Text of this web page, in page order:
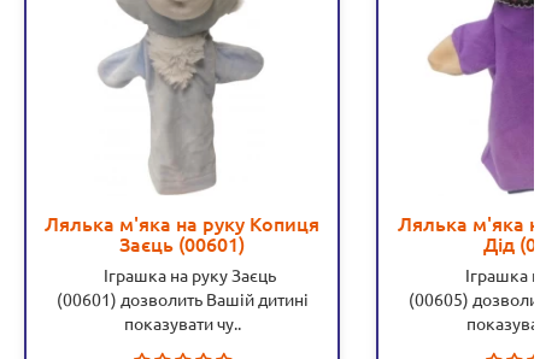
Лялька м'яка на руку Копиця
Заєць (00601)
Іграшка на руку Заєць
(00601) дозволить Вашій дитині
показувати чу..
Лялька м'яка
Дід
Іграшка
(00605)